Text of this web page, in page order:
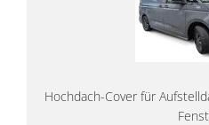
Hochdach-Cover für